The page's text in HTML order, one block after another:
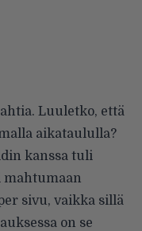
Luuletko, että
aikataululla?
kanssa tuli
mahtumaan
sivu, vaikka sillä
on se